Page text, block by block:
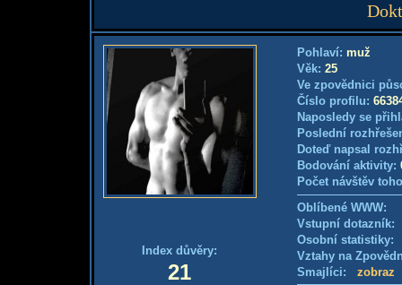
Index důvěry:
21
Pohlaví: muž
Věk: 25
Ve zpovědnici
Číslo profilu:
Naposledy se
Poslední
Doteď napsal
Bodování aktivity:
Počet návštěv
Oblíbené WWW:
Vstupní
Osobní
Vztahy na
Smajlíci: zobraz